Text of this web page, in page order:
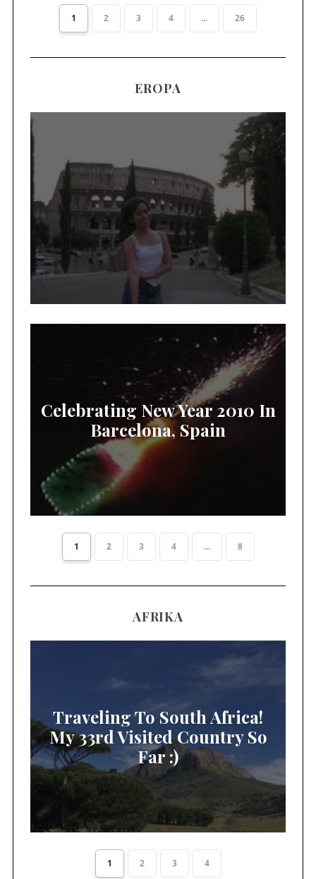
1 2 3 4 ... 26
EROPA
Celebrating New Year 2010 In
Barcelona, Spain
1 2 3 4 ... 8
AFRIKA
Traveling To South Africa!
My 33rd Visited Country So
Far :)
1 2 3 4